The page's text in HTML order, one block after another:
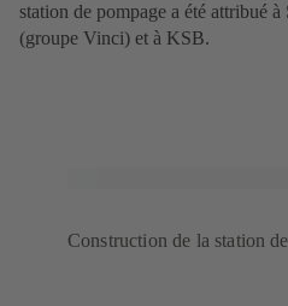
station de pompage a été attribué
(groupe Vinci) et à KSB.
Construction de la station